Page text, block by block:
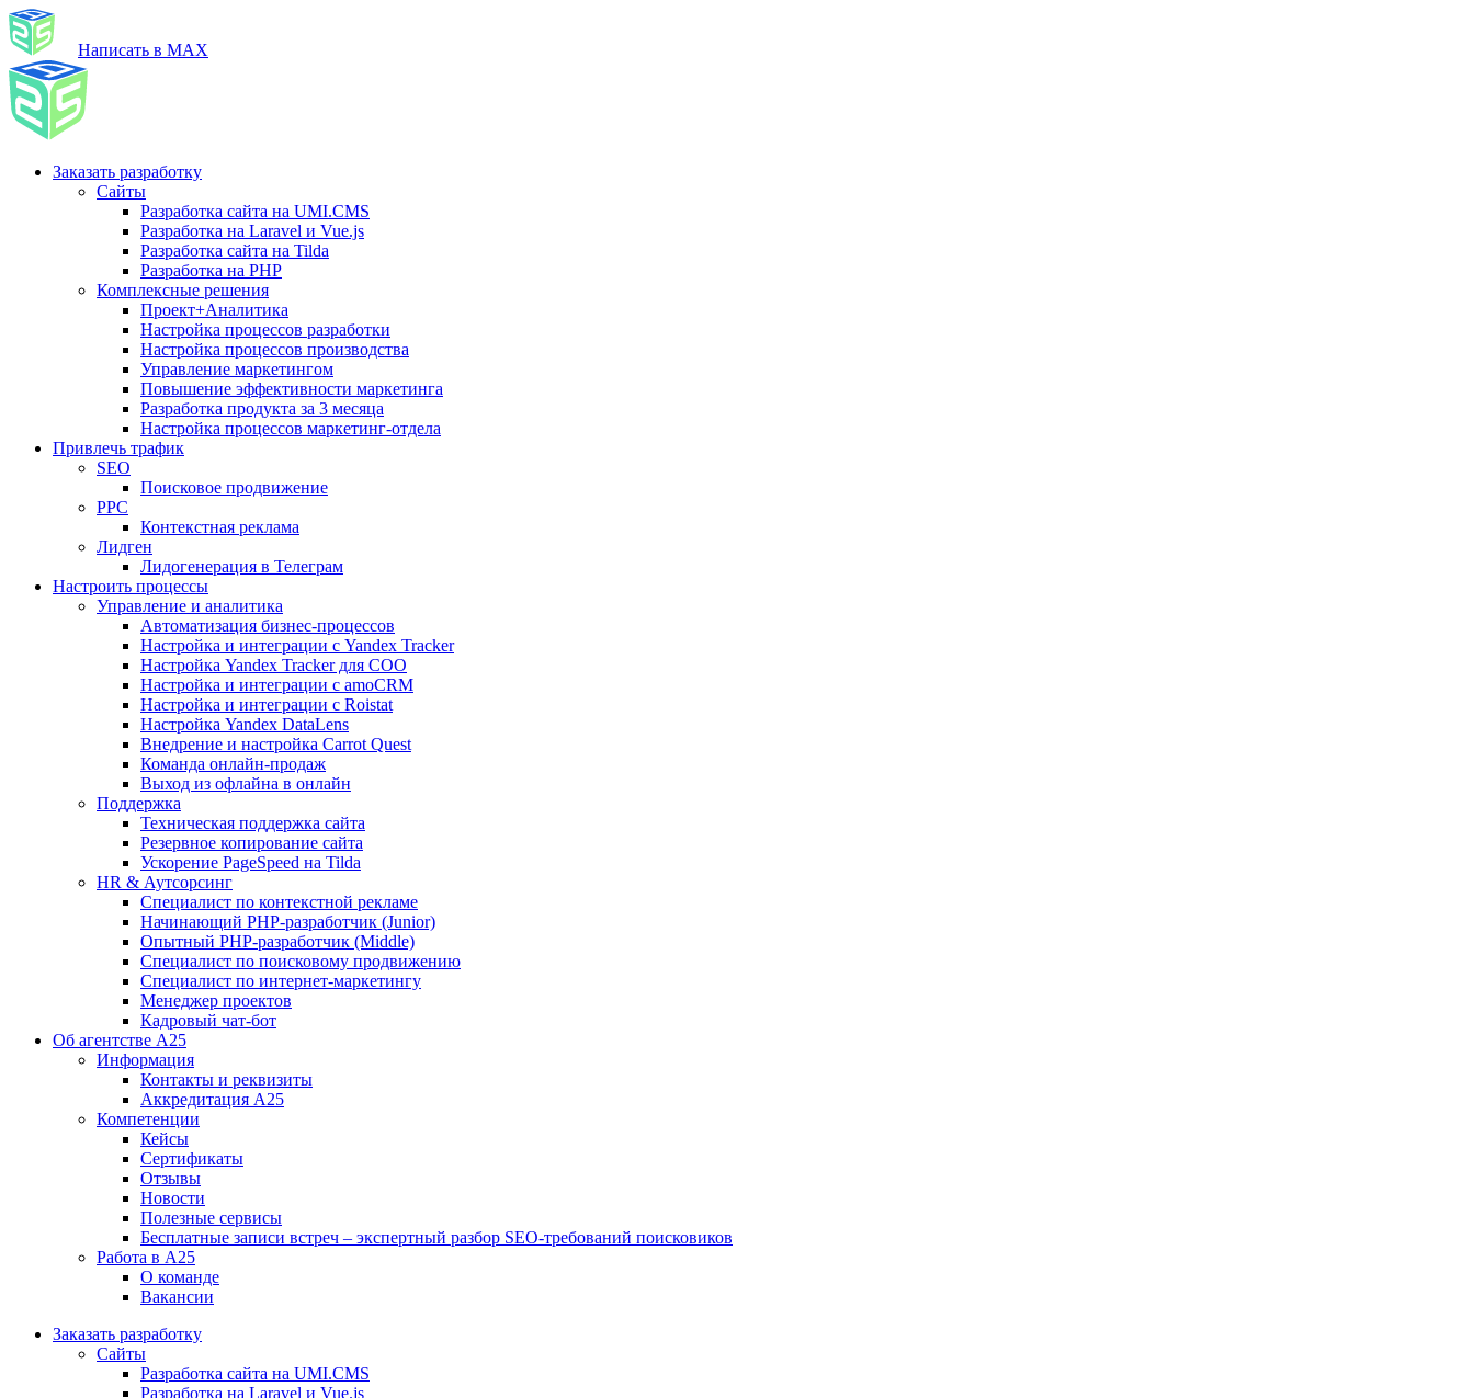
Написать в MAX
Заказать разработку
Сайты
Разработка сайта на UMI.CMS
Разработка на Laravel и Vue.js
Разработка сайта на Tilda
Разработка на PHP
Комплексные решения
Проект+Аналитика
Настройка процессов разработки
Настройка процессов производства
Управление маркетингом
Повышение эффективности маркетинга
Разработка продукта за 3 месяца
Настройка процессов маркетинг-отдела
Привлечь трафик
SEO
Поисковое продвижение
PPC
Контекстная реклама
Лидген
Лидогенерация в Телеграм
Настроить процессы
Управление и аналитика
Автоматизация бизнес-процессов
Настройка и интеграции с Yandex Tracker
Настройка Yandex Tracker для СОО
Настройка и интеграции с amoCRM
Настройка и интеграции с Roistat
Настройка Yandex DataLens
Внедрение и настройка Carrot Quest
Команда онлайн-продаж
Выход из офлайна в онлайн
Поддержка
Техническая поддержка сайта
Резервное копирование сайта
Ускорение PageSpeed на Tilda
HR & Аутсорсинг
Специалист по контекстной рекламе
Начинающий PHP-разработчик (Junior)
Опытный PHP-разработчик (Middle)
Специалист по поисковому продвижению
Специалист по интернет-маркетингу
Менеджер проектов
Кадровый чат-бот
Об агентстве А25
Информация
Контакты и реквизиты
Аккредитация А25
Компетенции
Кейсы
Сертификаты
Отзывы
Новости
Полезные сервисы
Бесплатные записи встреч – экспертный разбор SEO-требований поисковиков
Работа в А25
О команде
Вакансии
Заказать разработку
Сайты
Разработка сайта на UMI.CMS
Разработка на Laravel и Vue.js